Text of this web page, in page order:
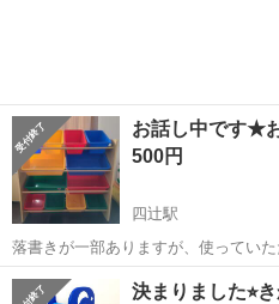
お話し中です★
500円
四辻駅
落書きが一部ありますが、使っていただ
市秋穂まで取りに来ていただけると
山口 山口市 四辻駅 収納家
決まりました⭐︎